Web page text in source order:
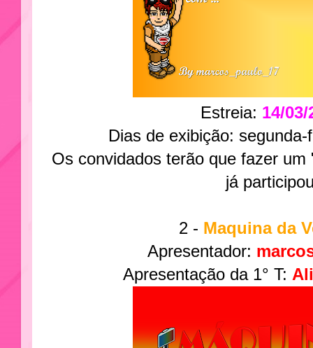
Estreia: 14/03/
Dias de exibição:
Os convidados terão que fazer
já
2 - Maquina da
Apresentador:
Apresentação da 1° T: